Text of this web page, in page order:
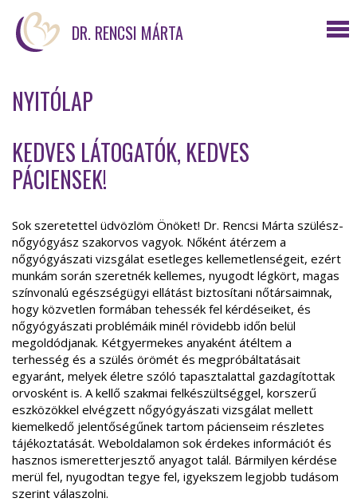
DR. RENCSI MÁRTA
NYITÓLAP
KEDVES LÁTOGATÓK, KEDVES
PÁCIENSEK!
Sok szeretettel üdvözlöm Önöket! Dr. Rencsi Márta szülész-
nőgyógyász szakorvos vagyok. Nőként átérzem a
nőgyógyászati vizsgálat esetleges kellemetlenségeit, ezért
munkám során szeretnék kellemes, nyugodt légkört, magas
színvonalú egészségügyi ellátást biztosítani nőtársaimnak,
hogy közvetlen formában tehessék fel kérdéseiket, és
nőgyógyászati problémáik minél rövidebb időn belül
megoldódjanak. Kétgyermekes anyaként átéltem a
terhesség és a szülés örömét és megpróbáltatásait
egyaránt, melyek életre szóló tapasztalattal gazdagítottak
orvosként is. A kellő szakmai felkészültséggel, korszerű
eszközökkel elvégzett nőgyógyászati vizsgálat mellett
kiemelkedő jelentőségűnek tartom pácienseim részletes
tájékoztatását. Weboldalamon sok érdekes információt és
hasznos ismeretterjesztő anyagot talál. Bármilyen kérdése
merül fel, nyugodtan tegye fel, igyekszem legjobb tudásom
szerint válaszolni.